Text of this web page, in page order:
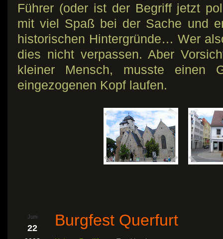
Führer (oder ist der Begriff jetzt
mit viel Spaß bei der Sache und
historischen Hintergründe… Wer
dies nicht verpassen. Aber
kleiner Mensch, musste einen
eingezogenen Kopf laufen.
Juni
22 Burgfest Querfurt